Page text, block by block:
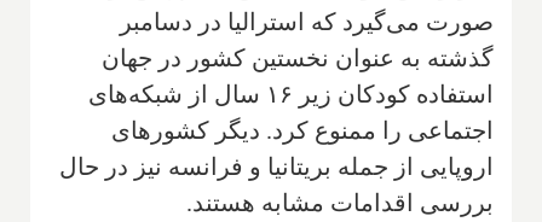
صورت می‌گیرد که استرالیا در دسامبر
گذشته به عنوان نخستین کشور در جهان
استفاده کودکان زیر ۱۶ سال از شبکه‌های
اجتماعی را ممنوع کرد. دیگر کشورهای
اروپایی از جمله بریتانیا و فرانسه نیز در حال
بررسی اقدامات مشابه هستند.